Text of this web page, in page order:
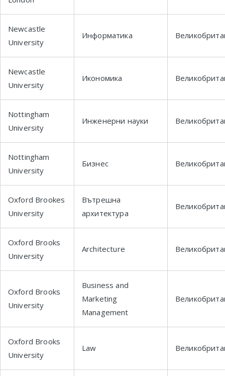
Newcastle
University
Информатика
Newcastle
University
Икономика
Nottingham
University
Инженерни науки
Nottingham
University
Бизнес
Oxford Brookes
University
Вътрешна
архитектура
Oxford Brooks
University
Architecture
Oxford Brooks
University
Business and
Marketing
Management
Oxford Brooks
University
Law